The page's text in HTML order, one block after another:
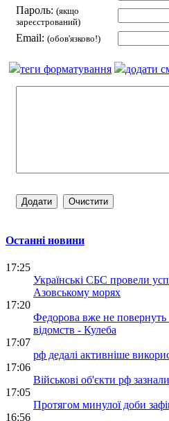
Пароль: (якщо
зареєстрований)
Email: (обов'язково!)
теги форматування додати
Останні новини
17:25
Українські СБС провели
Азовському морях
17:20
Федорова вже не
відомств - Кулеба
17:07
рф дедалі активніше
17:06
Військові об'єкти рф
17:05
Протягом минулої доби
16:56